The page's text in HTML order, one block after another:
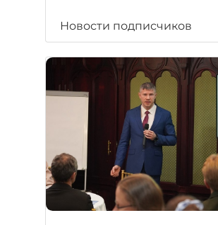
Новости подписчиков